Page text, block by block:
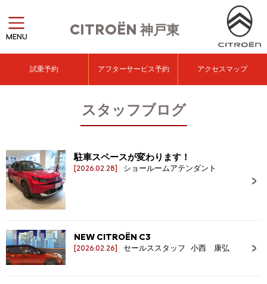
CITROËN神戸東
MENU
試乗予約 アフターサービス予約 アクセスマップ
スタッフブログ
駐車スペースが変わります！
[2026.02.28] ショールームアテンダント
NEW CITROËN C3
[2026.02.26] セールススタッフ 小西 康弘